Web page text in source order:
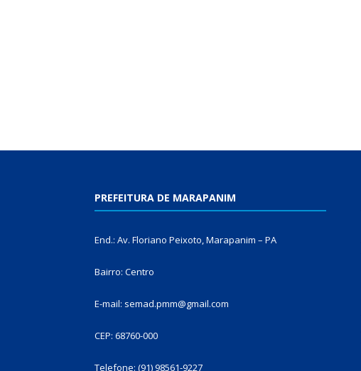
PREFEITURA DE MARAPANIM
End.: Av. Floriano Peixoto, Marapanim – PA
Bairro: Centro
E-mail: semad.pmm@gmail.com
CEP: 68760-000
Telefone: (91) 98561-9227